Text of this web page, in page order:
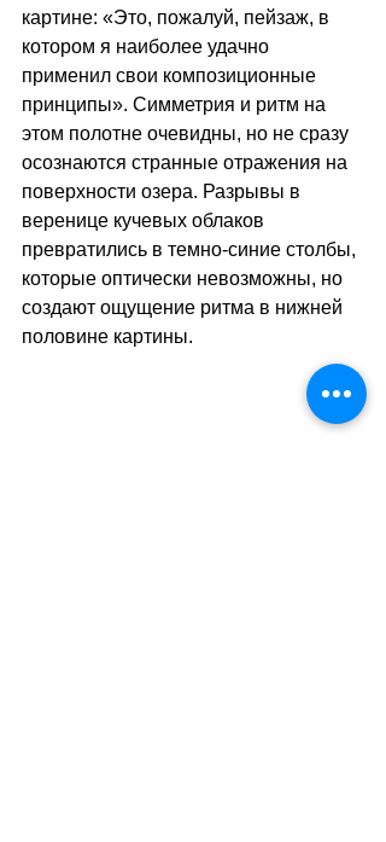
картине: «Это, пожалуй, пейзаж, в
котором я наиболее удачно
применил свои композиционные
принципы». Симметрия и ритм на
этом полотне очевидны, но не сразу
осознаются странные отражения на
поверхности озера. Разрывы в
веренице кучевых облаков
превратились в темно-синие столбы,
которые оптически невозможны, но
создают ощущение ритма в нижней
половине картины.